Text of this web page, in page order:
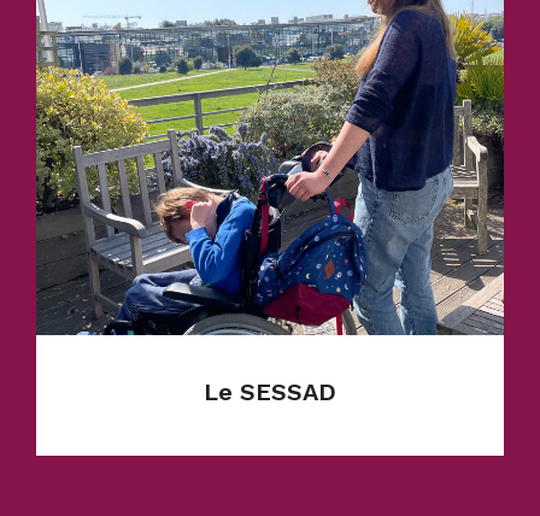
Le SESSAD